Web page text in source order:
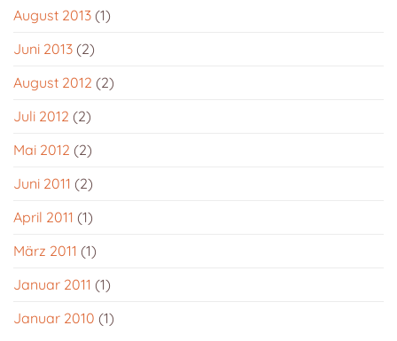
August 2013 (1)
Juni 2013 (2)
August 2012 (2)
Juli 2012 (2)
Mai 2012 (2)
Juni 2011 (2)
April 2011 (1)
März 2011 (1)
Januar 2011 (1)
Januar 2010 (1)